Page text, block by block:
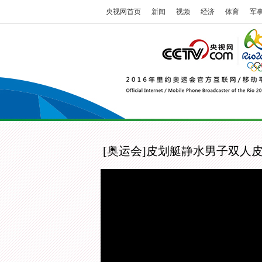
央视网首页 新闻 视频 经济 体育 军
[奥运会]皮划艇静水男子双人